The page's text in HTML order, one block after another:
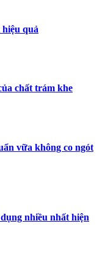
quả
chất trám khe
vữa không co ngót
nhiều nhất hiện